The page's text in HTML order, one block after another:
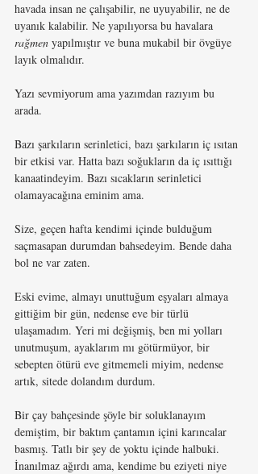
havada insan ne çalışabilir, ne uyuyabilir, ne de
uyanık kalabilir. Ne yapılıyorsa bu havalara
rağmen yapılmıştır ve buna mukabil bir övgüye
layık olmalıdır.
Yazı sevmiyorum ama yazımdan razıyım bu
arada.
Bazı şarkıların serinletici, bazı şarkıların iç ısıtan
bir etkisi var. Hatta bazı soğukların da iç ısıttığı
kanaatindeyim. Bazı sıcakların serinletici
olamayacağına eminim ama.
Size, geçen hafta kendimi içinde bulduğum
saçmasapan durumdan bahsedeyim. Bende daha
bol ne var zaten.
Eski evime, almayı unuttuğum eşyaları almaya
gittiğim bir gün, nedense eve bir türlü
ulaşamadım. Yeri mi değişmiş, ben mi yolları
unutmuşum, ayaklarım mı götürmüyor, bir
sebepten ötürü eve gitmemeli miyim, nedense
artık, sitede dolandım durdum.
Bir çay bahçesinde şöyle bir soluklanayım
demiştim, bir baktım çantamın içini karıncalar
basmış. Tatlı bir şey de yoktu içinde halbuki.
İnanılmaz ağırdı ama, kendime bu eziyeti niye